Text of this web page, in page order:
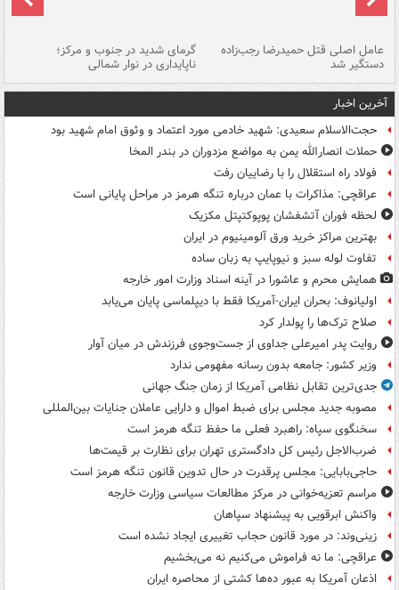
عامل اصلی قتل حمیدرضا رجب‌زاده
دستگیر شد
گرمای شدید در جنوب و مرکز؛
ناپایداری در نوار شمالی
آخرین اخبار
حجت‌الاسلام سعیدی: شهید خادمی مورد اعتماد و وثوق امام شهید بود
حملات انصارالله یمن به مواضع مزدوران در بندر المخا
فولاد راه استقلال را با رضاییان رفت
عراقچی: مذاکرات با عمان درباره تنگه هرمز در مراحل پایانی است
لحظه فوران آتشفشان پوپوکتپتل مکزیک
بهترین مراکز خرید ورق آلومینیوم در ایران
تفاوت لوله سبز و نیوپایپ به زبان ساده
همایش محرم و عاشورا در آینه اسناد وزارت امور خارجه
اولیانوف: بحران ایران-آمریکا فقط با دیپلماسی پایان می‌یابد
صلاح ترک‌ها را پولدار کرد
روایت پدر امیرعلی جداوی از جست‌وجوی فرزندش در میان آوار
وزیر کشور: جامعه بدون رسانه مفهومی ندارد
جدی‌ترین تقابل نظامی آمریکا از زمان جنگ جهانی
مصوبه جدید مجلس برای ضبط اموال و دارایی عاملان جنایات بین‌المللی
سخنگوی سپاه: راهبرد فعلی ما حفظ تنگه هرمز است
ضرب‌الاجل رئیس کل دادگستری تهران برای نظارت بر قیمت‌ها
حاجی‌بابایی: مجلس پرقدرت در حال تدوین قانون تنگه هرمز است
مراسم تعزیه‌خوانی در مرکز مطالعات سیاسی وزارت خارجه
واکنش ابرقویی به پیشنهاد سپاهان
زینی‌وند: در مورد قانون حجاب تغییری ایجاد نشده است
عراقچی: ما نه فراموش می‌کنیم نه می‌بخشیم
اذعان آمریکا به عبور ده‌ها کشتی از محاصره ایران